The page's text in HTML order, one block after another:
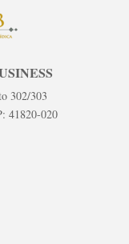
302/303
41820-020